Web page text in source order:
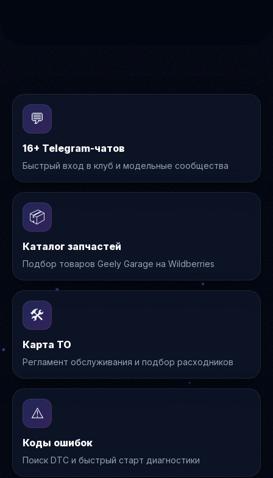
💬
16+ Telegram-чатов
Быстрый вход в клуб и модельные сообщества
📦
Каталог запчастей
Подбор товаров Geely Garage на Wildberries
🛠️
Карта ТО
Регламент обслуживания и подбор расходников
⚠️
Коды ошибок
Поиск DTC и быстрый старт диагностики